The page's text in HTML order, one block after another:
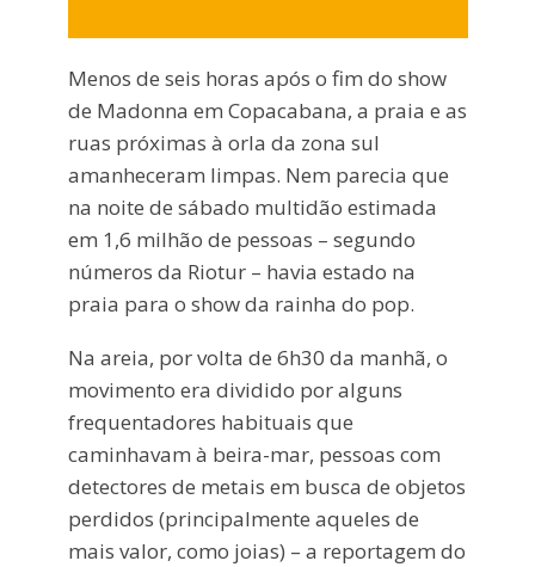
Menos de seis horas após o fim do show
de Madonna em Copacabana, a praia e as
ruas próximas à orla da zona sul
amanheceram limpas. Nem parecia que
na noite de sábado multidão estimada
em 1,6 milhão de pessoas – segundo
números da Riotur – havia estado na
praia para o show da rainha do pop.
Na areia, por volta de 6h30 da manhã, o
movimento era dividido por alguns
frequentadores habituais que
caminhavam à beira-mar, pessoas com
detectores de metais em busca de objetos
perdidos (principalmente aqueles de
mais valor, como joias) – a reportagem do